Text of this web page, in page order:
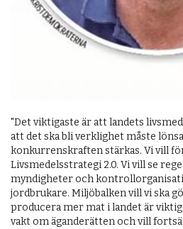
"Det viktigaste är att landets
att det ska bli verklighet måste
konkurrenskraften stärkas. Vi vill
Livsmedelsstrategi 2.0. Vi vill se
myndigheter och
jordbrukare. Miljöbalken vill vi ska
producera mer mat i landet är
vakt om äganderätten och vill